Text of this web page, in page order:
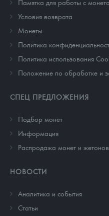
Памятка для работы с
Условия возврата
Монеты
Политика
Политика использования
Положение по обработке и
СПЕЦ ПРЕДЛОЖЕНИЯ
Подбор монет
Информация
Распродажа монет и жетонов
НОВОСТИ
Аналитика и события
Cтатьи